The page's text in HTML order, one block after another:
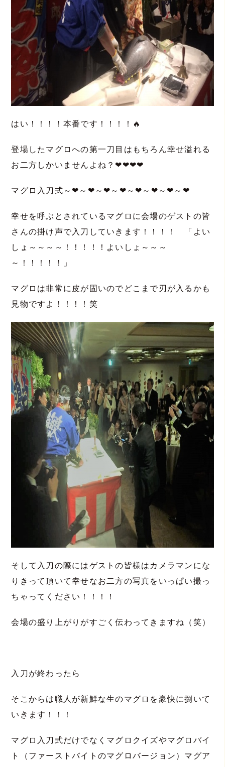
はい！！！！本番です！！！！🔥
登場したマグロへの第一刀目はもちろん幸せ溢れる
お二方しかいませんよね？❤❤❤❤
マグロ入刀式～❤～❤～❤～❤～❤～❤～❤～❤
幸せを呼ぶとされているマグロに会場のゲストの皆
さんの掛け声で入刀していきます！！！！ 「よい
しょ～～～～！！！！！よいしょ～～～
～！！！！！」
マグロは非常に皮が固いのでどこまで刃が入るかも
見物ですよ！！！！笑
そして入刀の際にはゲストの皆様はカメラマンにな
りきって頂いて幸せなお二方の写真をいっぱい撮っ
ちゃってください！！！！
会場の盛り上がりがすごく伝わってきますね（笑）
入刀が終わったら
そこからは職人が新鮮な生のマグロを豪快に捌いて
いきます！！！
マグロ入刀式だけでなくマグロクイズやマグロバイ
ト（ファーストバイトのマグロバージョン）マグア